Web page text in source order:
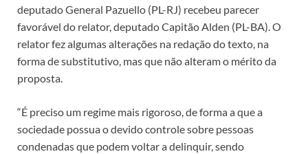
deputado General Pazuello (PL-RJ) recebeu parecer
favorável do relator, deputado Capitão Alden (PL-BA). O
relator fez algumas alterações na redação do texto, na
forma desubstitutivo, mas que não alteram o mérito da
proposta.
“É preciso um regime mais rigoroso, de forma a que a
sociedade possua o devido controle sobre pessoas
condenadas que podem voltar a delinquir, sendo